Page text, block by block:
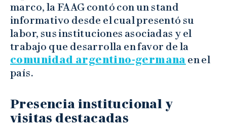
marco, la FAAG contó con un stand
informativo desde el cual presentó su
labor, sus instituciones asociadas y el
trabajo que desarrolla en favor de la
comunidad argentino-germana en el
país.
Presencia institucional y
visitas destacadas